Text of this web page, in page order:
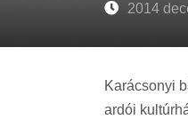
2014
Karácsonyi
ardói